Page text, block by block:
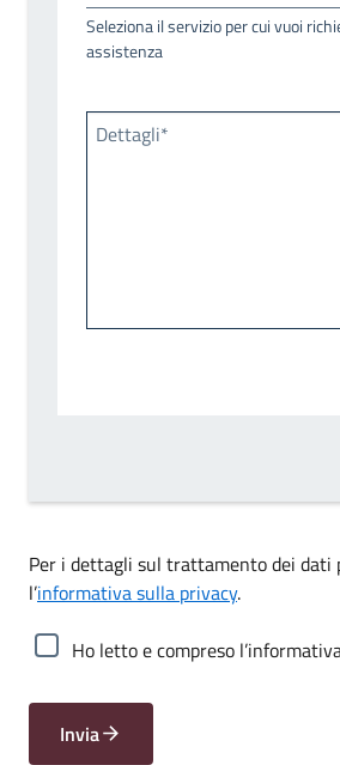
Seleziona il servizio per cui vuoi
assistenza
Dettagli*
Per i dettagli sul trattamento dei dati
l’informativa sulla privacy.
Ho letto e compreso
Invia